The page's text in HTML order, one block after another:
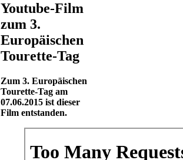
Youtube-Film
zum 3.
Europäischen
Tourette-Tag
Zum 3. Europäischen
Tourette-Tag am
07.06.2015 ist dieser
Film entstanden.